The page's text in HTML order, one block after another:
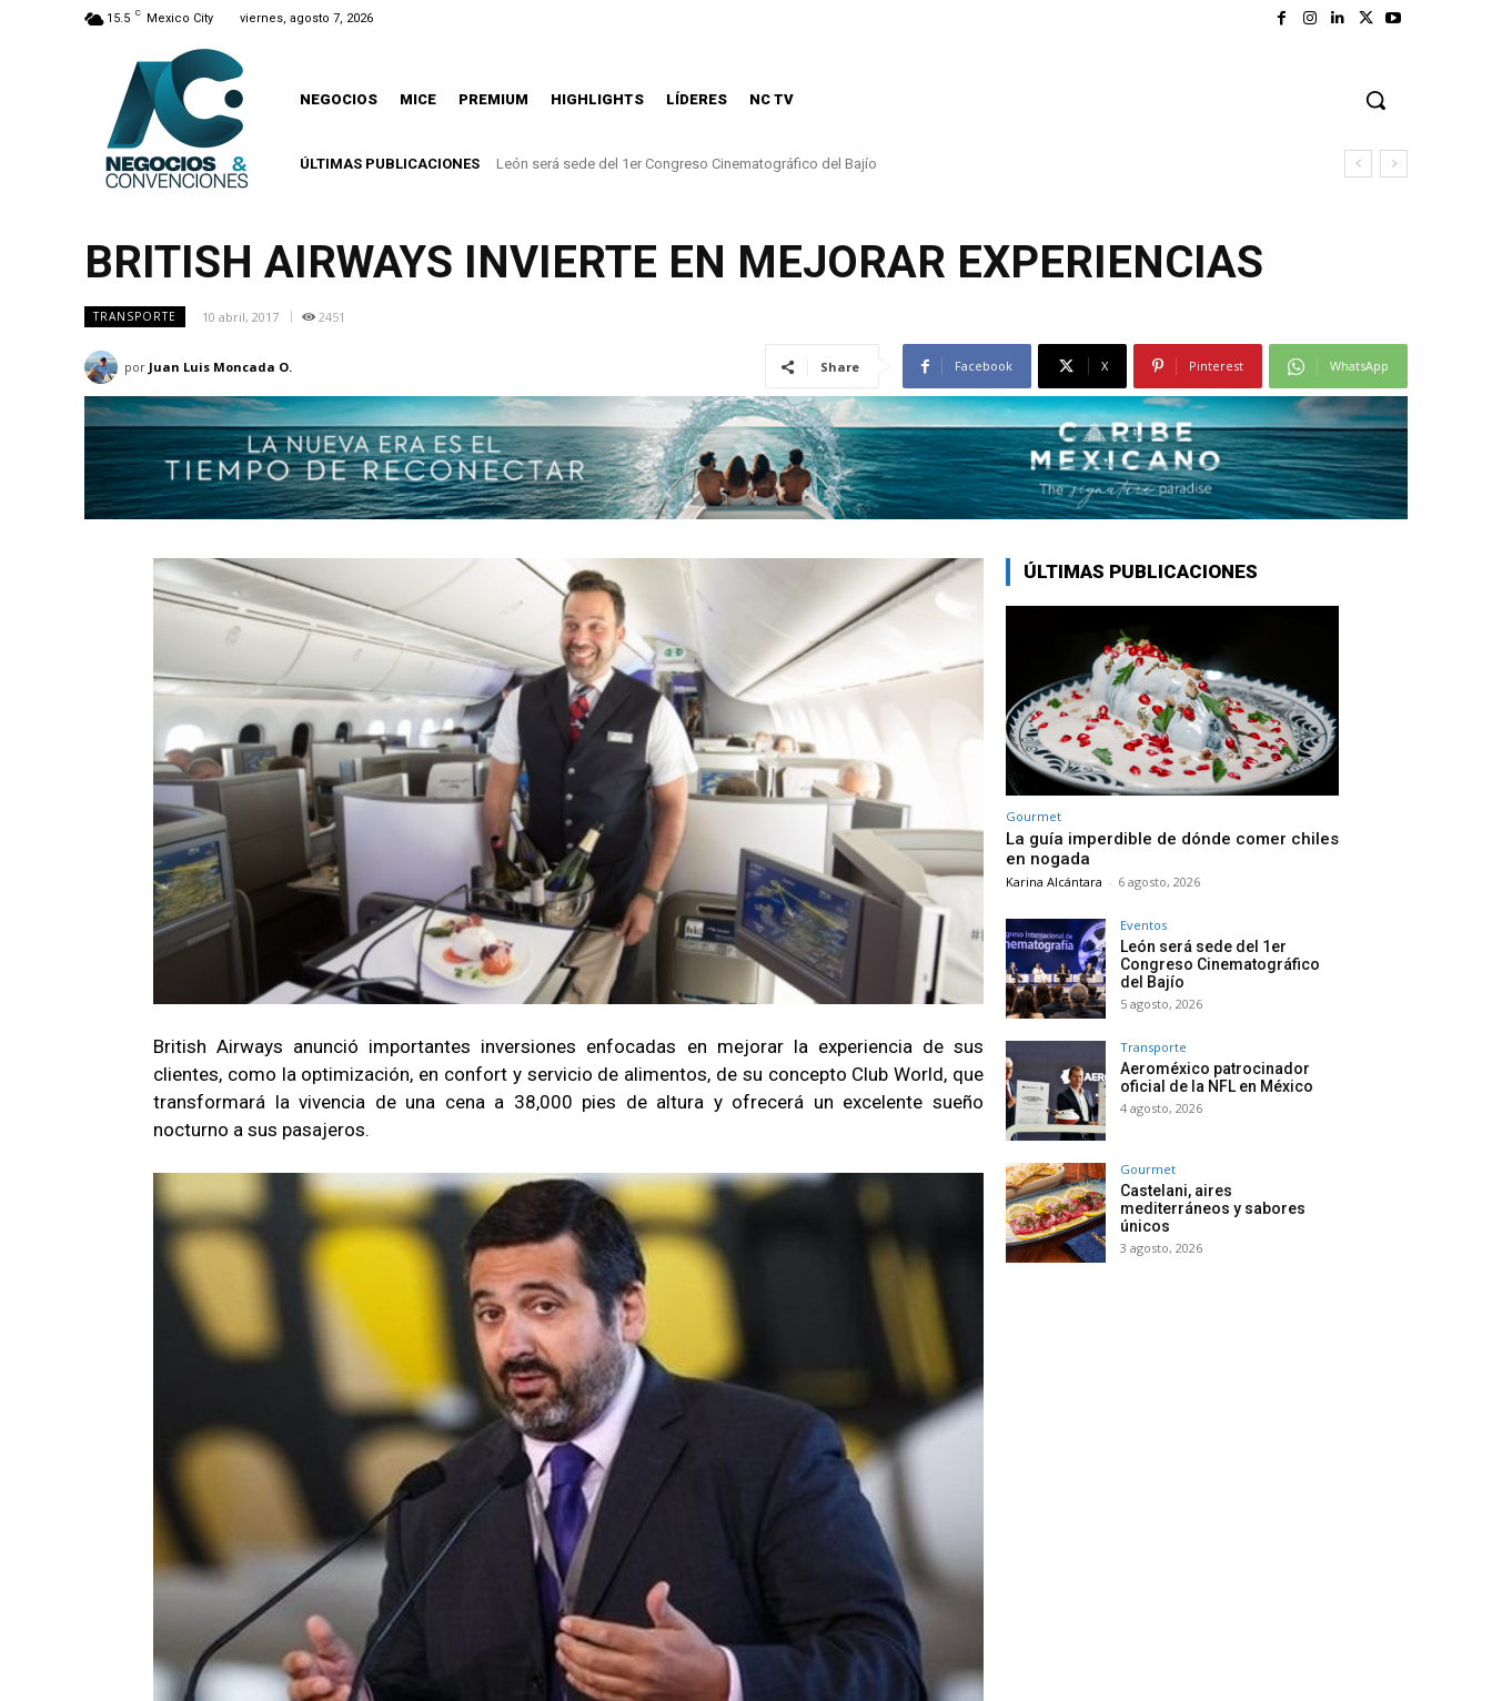
15.5 C Mexico City viernes, agosto 7, 2026
NEGOCIOS MICE PREMIUM HIGHLIGHTS LÍDERES NC TV
ÚLTIMAS PUBLICACIONES León será sede del 1er Congreso Cinematográfico del Bajío
Aeroméxico patrocinador oficial de la NFL en México
BRITISH AIRWAYS INVIERTE EN MEJORAR EXPERIENCIAS
TRANSPORTE 10 abril, 2017 2451
por Juan Luis Moncada O. Share Facebook X Pinterest WhatsApp
British Airways anunció importantes inversiones enfocadas en mejorar la experiencia de sus
clientes, como la optimización, en confort y servicio de alimentos, de su concepto Club World, que
transformará la vivencia de una cena a 38,000 pies de altura y ofrecerá un excelente sueño
nocturno a sus pasajeros.
ÚLTIMAS PUBLICACIONES
Gourmet
La guía imperdible de dónde comer chiles
en nogada
Karina Alcántara - 6 agosto, 2026
Eventos
León será sede del 1er
Congreso Cinematográfico
del Bajío
5 agosto, 2026
Transporte
Aeroméxico patrocinador
oficial de la NFL en México
4 agosto, 2026
Gourmet
Castelani, aires
mediterráneos y sabores
únicos
3 agosto, 2026